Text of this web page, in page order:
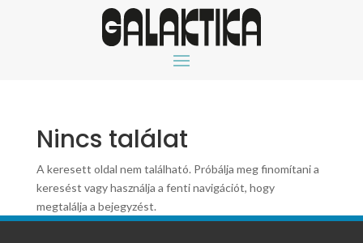
Nincs találat
A keresett oldal nem található. Próbálja meg finomítani a
keresést vagy használja a fenti navigációt, hogy
megtalálja a bejegyzést.